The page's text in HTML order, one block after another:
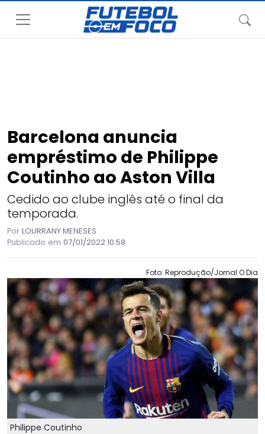
Barcelona anuncia
empréstimo de Philippe
Coutinho ao Aston Villa
Cedido ao clube inglês até o final da
temporada.
Por LOURRANY MENESES
Publicado em 07/01/2022 10:58
Foto: Reprodução/Jornal O Dia
Philippe Coutinho